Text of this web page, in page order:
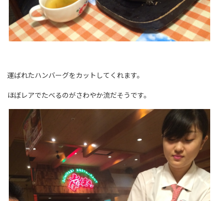
運ばれたハンバーグをカットしてくれます。
ほぼレアでたべるのがさわやか流だそうです。